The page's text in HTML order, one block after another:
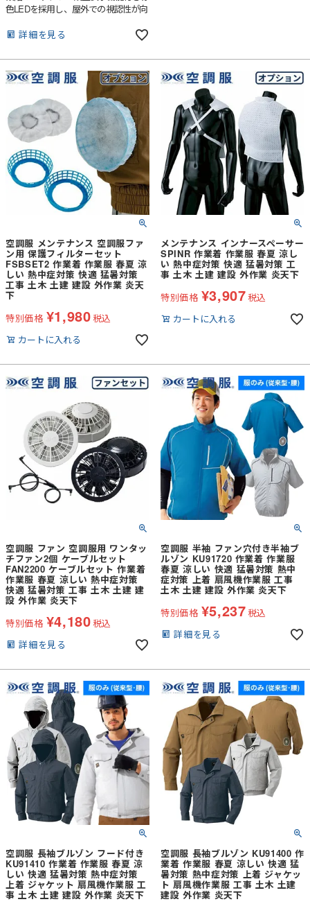
色LEDを採用し、屋外での視認性が向
FAN2400SPBBをご使用になる場合は
BTSP1を使用してください。他の組
み合わせで使用すると不具合が起こる
場合があります。
詳細を見る
空調服 メンテナンス 空調服ファ
ン用 保護フィルターセット
FSBSET2 作業着 作業服 春夏 涼
しい 熱中症対策 快適 猛暑対策
工事 土木 土建 建設 外作業 炎天
下
特別価格 ¥1,980税込
カートに入れる
メンテナンス インナースペーサー
SPINR 作業着 作業服 春夏 涼し
い 熱中症対策 快適 猛暑対策 工
事 土木 土建 建設 外作業 炎天下
特別価格 ¥3,907税込
カートに入れる
空調服 ファン 空調服用 ワンタッ
チファン2個 ケーブルセット
FAN2200 ケーブルセット 作業着
作業服 春夏 涼しい 熱中症対策
快適 猛暑対策 工事 土木 土建 建
設 外作業 炎天下
特別価格 ¥4,180税込
詳細を見る
空調服 半袖 ファン穴付き半袖ブ
ルゾン KU91720 作業着 作業服
春夏 涼しい 快適 猛暑対策 熱中
症対策 上着 扇風機作業服 工事
土木 土建 建設 外作業 炎天下
特別価格 ¥5,237税込
詳細を見る
空調服 長袖ブルゾン フード付き
KU91410 作業着 作業服 春夏 涼
しい 快適 猛暑対策 熱中症対策
上着 ジャケット 扇風機作業服 工
事 土木 土建 建設 外作業 炎天下
空調服 長袖ブルゾン KU91400 作
業着 作業服 春夏 涼しい 快適 猛
暑対策 熱中症対策 上着 ジャケッ
ト 扇風機作業服 工事 土木 土建
建設 外作業 炎天下